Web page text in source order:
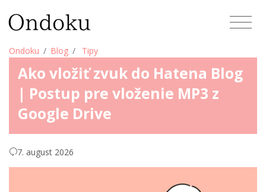
Ondoku Blog Tipy
Ako vložiť zvuk do Hatena Blog
| Postup pre vloženie MP3 z
Google Drive
7. august 2026